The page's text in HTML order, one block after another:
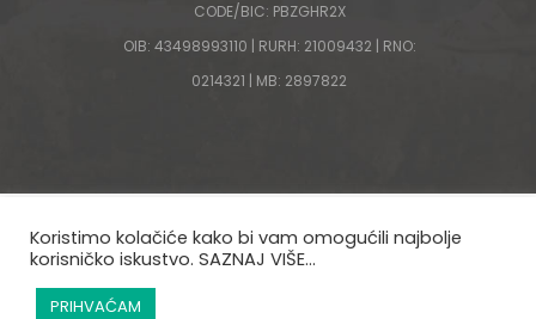
CODE/BIC: PBZGHR2X
OIB: 43498993110 | RURH: 21009432 | RNO:
0214321 | MB: 2897822
© Mali dom 2021. sva prava pridržana |
Politika privatnosti
Koristimo kolačiće kako bi vam omogućili najbolje
korisničko iskustvo. SAZNAJ VIŠE...
PRIHVAĆAM